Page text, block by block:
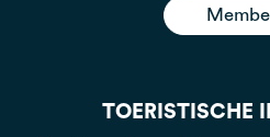
TOERISTISCHE